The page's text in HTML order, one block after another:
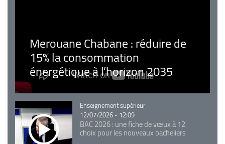
Merouane Chabane : réduire de
15% la consommation
énergétique à l’horizon 2035
Catégorie
Enseignement supérieur
12/07/2026 - 12:09
BAC 2026 : une fiche de vœux à 12
choix pour les nouveaux bacheliers